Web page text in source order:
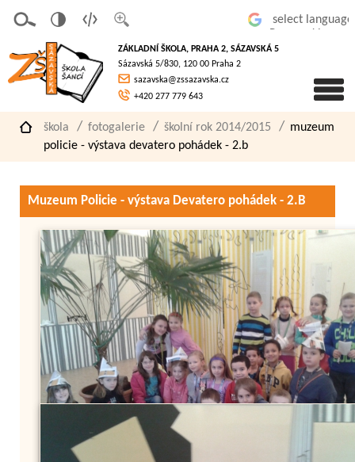
písmo
á
verze
pro
slaboz
raké
ZÁKLADNÍ ŠKOLA, PRAHA 2, SÁZAVSKÁ 5
Sázavská 5/830, 120 00 Praha 2
sazavska@zssazavska.cz
+420 277 779 643
škola fotogalerie školní rok 2014/2015
muzeum
policie - výstava devatero pohádek - 2.b
Muzeum Policie - výstava Devatero pohádek - 2.B